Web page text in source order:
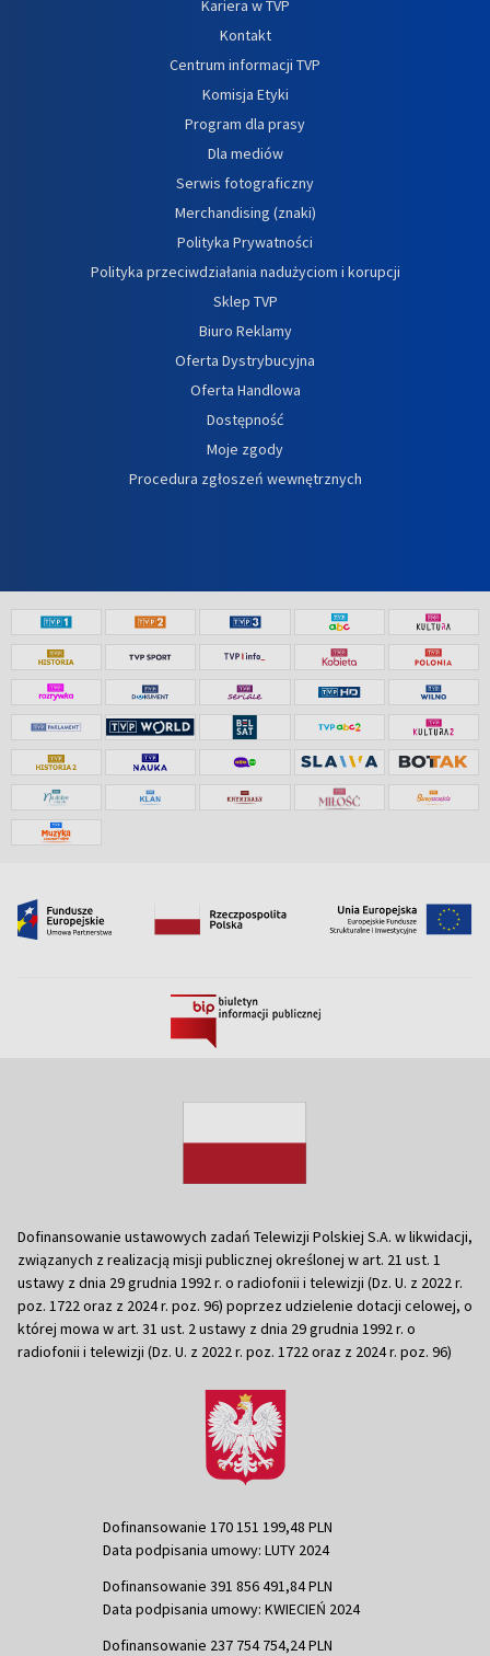
Kariera w TVP
Kontakt
Centrum informacji TVP
Komisja Etyki
Program dla prasy
Dla mediów
Serwis fotograficzny
Merchandising (znaki)
Polityka Prywatności
Polityka przeciwdziałania nadużyciom i korupcji
Sklep TVP
Biuro Reklamy
Oferta Dystrybucyjna
Oferta Handlowa
Dostępność
Moje zgody
Procedura zgłoszeń wewnętrznych
Dofinansowanie ustawowych zadań Telewizji Polskiej S.A. w likwidacji,
związanych z realizacją misji publicznej określonej w art. 21 ust. 1
ustawy z dnia 29 grudnia 1992 r. o radiofonii i telewizji (Dz. U. z 2022 r.
poz. 1722 oraz z 2024 r. poz. 96) poprzez udzielenie dotacji celowej, o
której mowa w art. 31 ust. 2 ustawy z dnia 29 grudnia 1992 r. o
radiofonii i telewizji (Dz. U. z 2022 r. poz. 1722 oraz z 2024 r. poz. 96)
Dofinansowanie 170 151 199,48 PLN
Data podpisania umowy: LUTY 2024
Dofinansowanie 391 856 491,84 PLN
Data podpisania umowy: KWIECIEŃ 2024
Dofinansowanie 237 754 754,24 PLN